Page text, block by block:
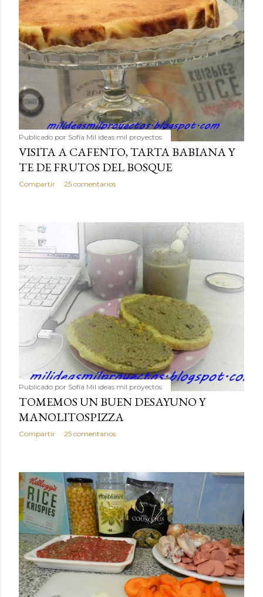
Publicado por Sofía Mil ideas mil proyectos
VISITA A CAFENTO, TARTA BABIANA Y
TE DE FRUTOS DEL BOSQUE
Compartir 25 comentarios
Publicado por Sofía Mil ideas mil proyectos
TOMEMOS UN BUEN DESAYUNO Y
MANOLITOSPIZZA
Compartir 25 comentarios